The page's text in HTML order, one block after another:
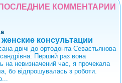
ПОСЛЕДНИЕ КОММЕНТАРИИ
женские консультации
двічі до ортодонта Севастьянова
Перший раз вона
на невизначений час, я прочекала
бо відпрошувалась з роботи.